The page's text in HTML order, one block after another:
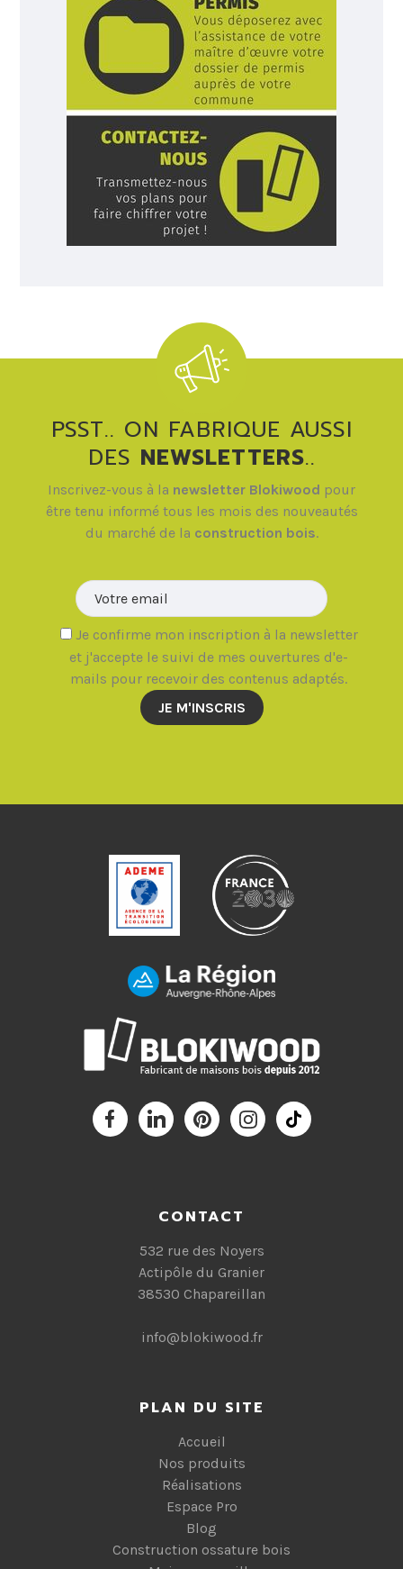
PSST.. ON FABRIQUE AUSSI
DES NEWSLETTERS..
Inscrivez-vous à la newsletter Blokiwood pour
être tenu informé tous les mois des nouveautés
du marché de la construction bois.
Veuillez
Je confirme mon inscription à la newsletter
et j'accepte le suivi de mes ouvertures d'e-
mails pour recevoir des contenus adaptés.
CONTACT
532 rue des Noyers
Actipôle du Granier
38530 Chapareillan
info@blokiwood.fr
PLAN DU SITE
Accueil
Nos produits
Réalisations
Espace Pro
Blog
Construction ossature bois